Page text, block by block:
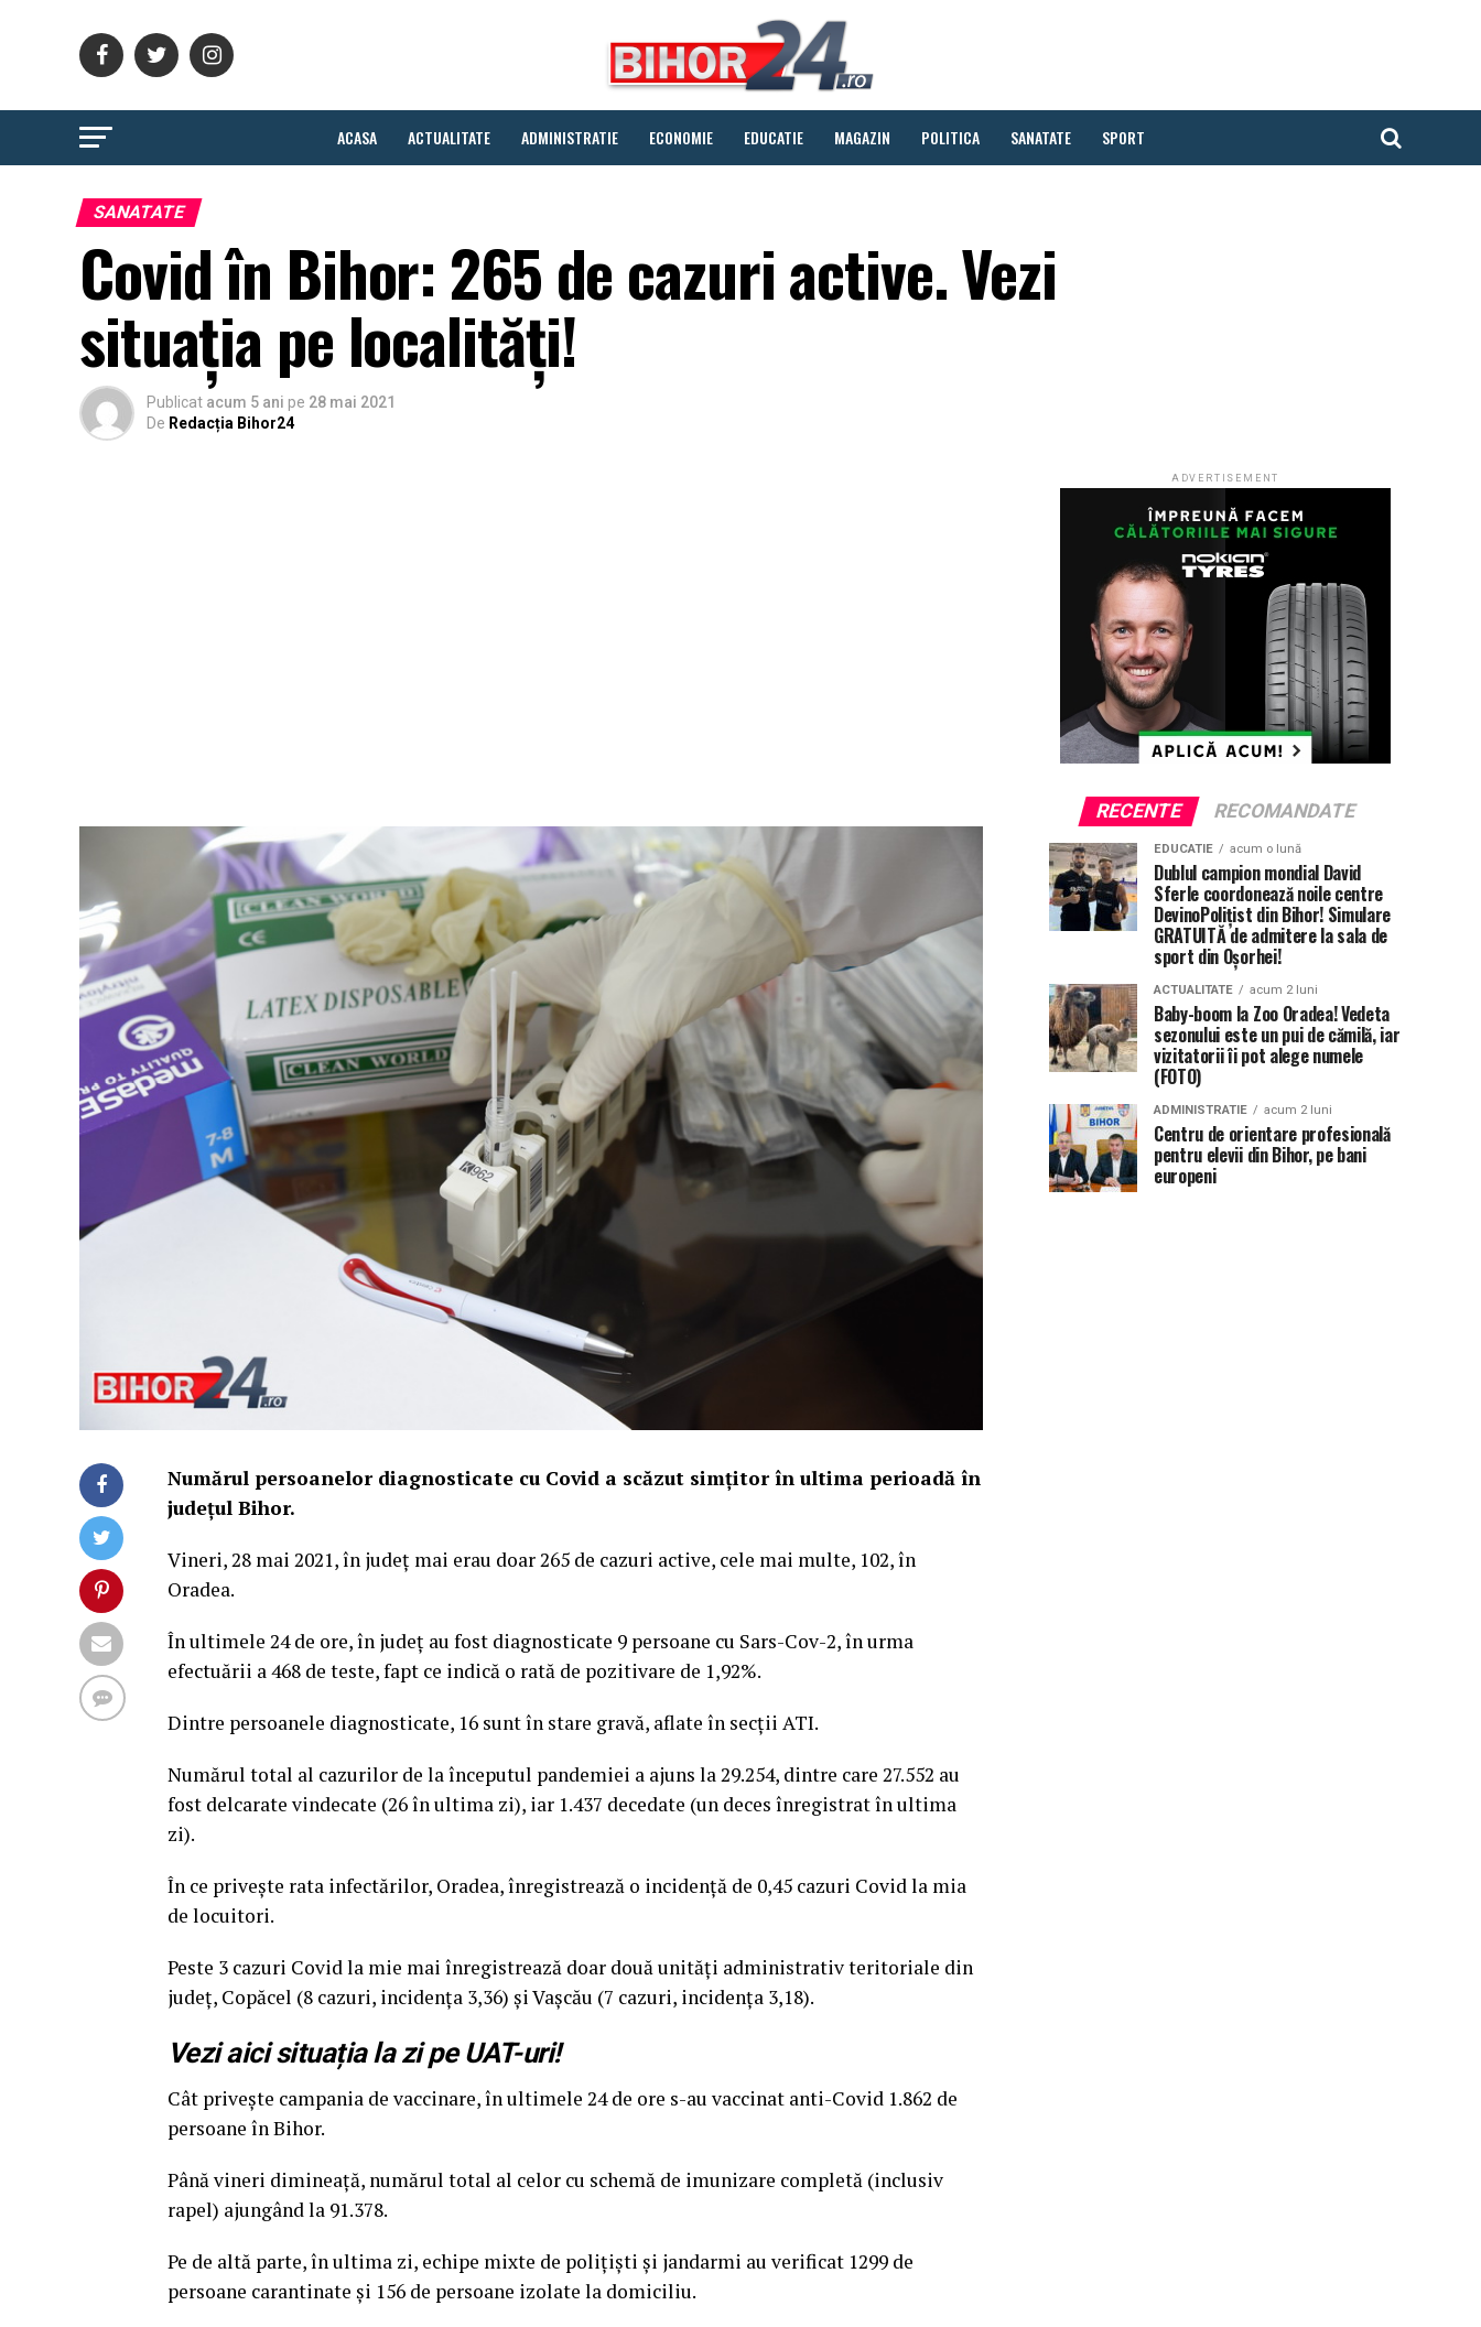
ACASA ACTUALITATE ADMINISTRATIE ECONOMIE EDUCATIE MAGAZIN POLITICA SANATATE SPORT
SANATATE
Covid în Bihor: 265 de cazuri active. Vezi
situația pe localități!
Publicat acum 5 ani pe 28 mai 2021
De Redacția Bihor24
Numărul persoanelor diagnosticate cu Covid a scăzut simțitor în ultima perioadă în
județul Bihor.
Vineri, 28 mai 2021, în județ mai erau doar 265 de cazuri active, cele mai multe, 102, în
Oradea.
În ultimele 24 de ore, în județ au fost diagnosticate 9 persoane cu Sars-Cov-2, în urma
efectuării a 468 de teste, fapt ce indică o rată de pozitivare de 1,92%.
Dintre persoanele diagnosticate, 16 sunt în stare gravă, aflate în secții ATI.
Numărul total al cazurilor de la începutul pandemiei a ajuns la 29.254, dintre care 27.552 au
fost delcarate vindecate (26 în ultima zi), iar 1.437 decedate (un deces înregistrat în ultima
zi).
În ce privește rata infectărilor, Oradea, înregistrează o incidenţă de 0,45 cazuri Covid la mia
de locuitori.
Peste 3 cazuri Covid la mie mai înregistrează doar două unităţi administrativ teritoriale din
judeţ, Copăcel (8 cazuri, incidenţa 3,36) şi Vaşcău (7 cazuri, incidenţa 3,18).
Vezi aici situația la zi pe UAT-uri!
Cât privește campania de vaccinare, în ultimele 24 de ore s-au vaccinat anti-Covid 1.862 de
persoane în Bihor.
Până vineri dimineață, numărul total al celor cu schemă de imunizare completă (inclusiv
rapel) ajungând la 91.378.
Pe de altă parte, în ultima zi, echipe mixte de polițiști și jandarmi au verificat 1299 de
persoane carantinate și 156 de persoane izolate la domiciliu.
ADVERTISEMENT
RECENTE RECOMANDATE
EDUCATIE acum o lună
Dublul campion mondial David
Sferle coordonează noile centre
DevinoPolițist din Bihor! Simulare
GRATUITĂ de admitere la sala de
sport din Oșorhei!
ACTUALITATE acum 2 luni
Baby-boom la Zoo Oradea! Vedeta
sezonului este un pui de cămilă, iar
vizitatorii îi pot alege numele
(FOTO)
ADMINISTRATIE acum 2 luni
Centru de orientare profesională
pentru elevii din Bihor, pe bani
europeni